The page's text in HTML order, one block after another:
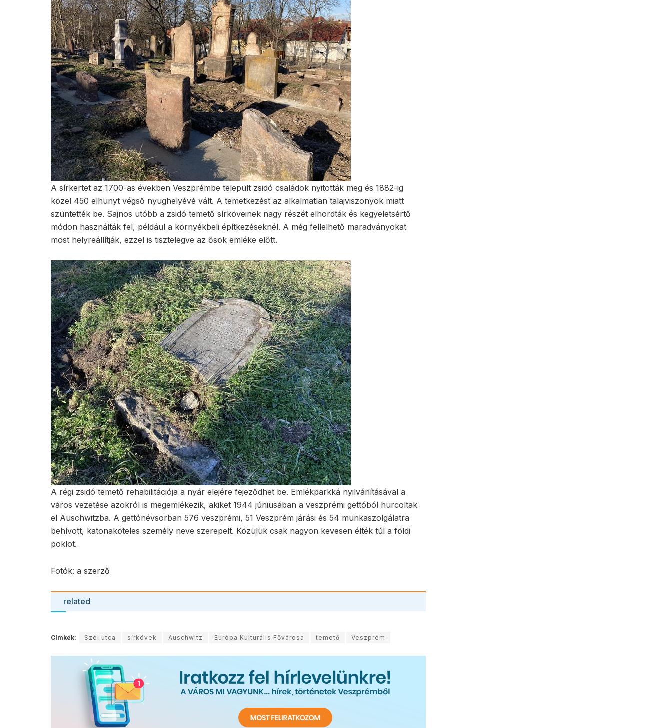
A sírkertet az 1700-as években Veszprémbe települt zsidó családok nyitották meg és 1882-ig
közel 450 elhunyt végső nyughelyévé vált. A temetkezést az alkalmatlan talajviszonyok miatt
szüntették be. Sajnos utóbb a zsidó temető sírköveinek nagy részét elhordták és kegyeletsértő
módon használták fel, például a környékbeli építkezéseknél. A még fellelhető maradványokat
most helyreállítják, ezzel is tisztelegve az ősök emléke előtt.
A régi zsidó temető rehabilitációja a nyár elejére fejeződhet be. Emlékparkká nyilvánításával a
város vezetése azokról is megemlékezik, akiket 1944 júniusában a veszprémi gettóból hurcoltak
el Auschwitzba. A gettónévsorban 576 veszprémi, 51 Veszprém járási és 54 munkaszolgálatra
behívott, katonaköteles személy neve szerepelt. Közülük csak nagyon kevesen élték túl a földi
poklot.
Fotók: a szerző
related
Címkék: Szél utca sírkövek Auschwitz Európa Kulturális Fővárosa temető Veszprém